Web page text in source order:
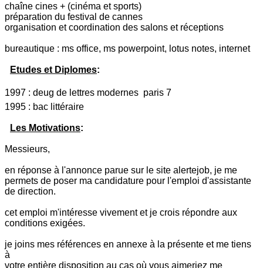
chaîne cines + (cinéma et sports)
préparation du festival de cannes
organisation et coordination des salons et réceptions
bureautique : ms office, ms powerpoint, lotus notes, internet
Etudes et Diplomes:
1997 : deug de lettres modernes  paris 7
1995 : bac littéraire
Les Motivations:
Messieurs,
en réponse à l'annonce parue sur le site alertejob, je me
permets de poser ma candidature pour l'emploi d'assistante
de direction.
cet emploi m'intéresse vivement et je crois répondre aux
conditions exigées.
je joins mes références en annexe à la présente et me tiens
à
votre entière disposition au cas où vous aimeriez me